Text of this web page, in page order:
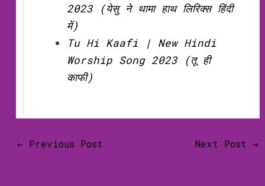
2023 (येसु ने थामा हाथ लिरिक्‍स हिंदी
में)
Tu Hi Kaafi | New Hindi
Worship Song 2023 (तू ही
काफी)
← Previous Post Next Post→